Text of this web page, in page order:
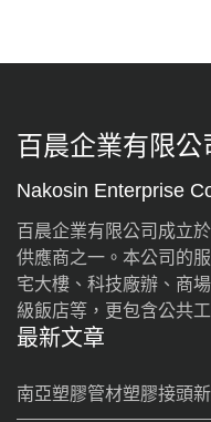
百晨企業有限公
Nakosin Enterprise
百晨企業有限公司成立
供應商之一。本公司的
宅大樓、科技廠辦、商
級飯店等，更包含公共
最新文章
南亞塑膠管材塑膠接頭